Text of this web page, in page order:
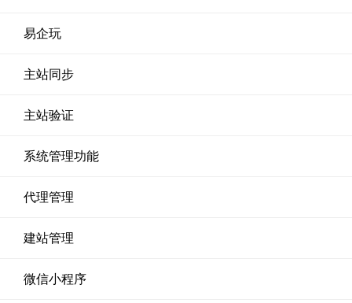
易企玩
主站同步
主站验证
系统管理功能
代理管理
建站管理
微信小程序